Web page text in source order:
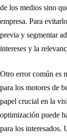
de los medios sino
empresa. Para
previa y segmentar
intereses y la
Otro error común es
para los motores de
papel crucial en la
optimización puede
para los interesados.